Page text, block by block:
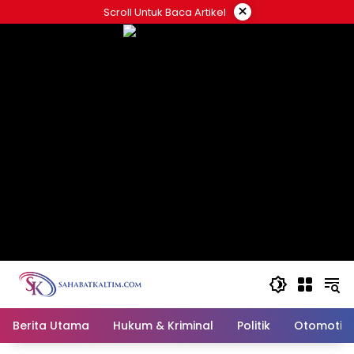
to
Scroll Untuk Baca Artikel ×
Berita Utama Hukum & Kriminal Politik Otomotif